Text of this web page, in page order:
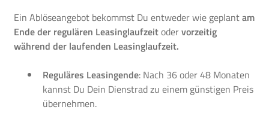
Ein Ablöseangebot bekommst Du entweder wie geplantam
Ende der regulären Leasinglaufzeitodervorzeitig
während der laufenden Leasinglaufzeit.
Reguläres Leasingende: Nach 36 oder 48 Monaten
kannst Du Dein Dienstrad zu einem günstigen Preis
übernehmen.